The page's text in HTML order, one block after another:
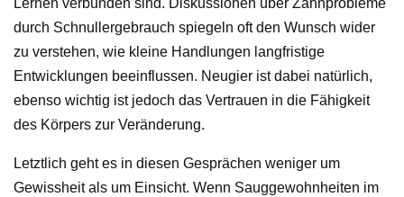
Lernen verbunden sind. Diskussionen über Zahnprobleme
durch Schnullergebrauch spiegeln oft den Wunsch wider
zu verstehen, wie kleine Handlungen langfristige
Entwicklungen beeinflussen. Neugier ist dabei natürlich,
ebenso wichtig ist jedoch das Vertrauen in die Fähigkeit
des Körpers zur Veränderung.
Letztlich geht es in diesen Gesprächen weniger um
Gewissheit als um Einsicht. Wenn Sauggewohnheiten im